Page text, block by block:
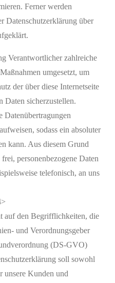
Ferner werden
Datenschutzerklärung über
Verantwortlicher zahlreiche
umgesetzt, um
der über diese Internetseite
Daten sicherzustellen.
Datenübertragungen
sodass ein absoluter
kann. Aus diesem Grund
personenbezogene Daten
telefonisch, an uns
auf den Begrifflichkeiten, die
und Verordnungsgeber
(DS-GVO)
soll sowohl
unsere Kunden und